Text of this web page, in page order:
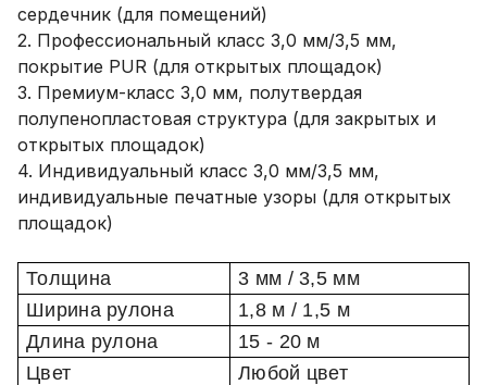
сердечник (для помещений)
2. Профессиональный класс 3,0 мм/3,5 мм,
покрытие PUR (для открытых площадок)
3. Премиум-класс 3,0 мм, полутвердая
полупенопластовая структура (для закрытых и
открытых площадок)
4. Индивидуальный класс 3,0 мм/3,5 мм,
индивидуальные печатные узоры (для открытых
площадок)
Толщина 3 мм / 3,5 мм
Ширина рулона
1,8 м / 1,5 м
Длина рулона
15 - 20 м
Цвет
Любой цвет